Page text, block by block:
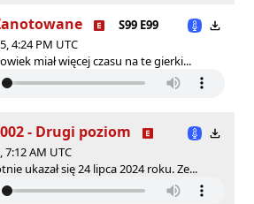
S99 E99
4:24 PM UTC
miał więcej czasu na te gierki...
- Drugi poziom
7:12 AM UTC
ukazał się 24 lipca 2024 roku. Ze...